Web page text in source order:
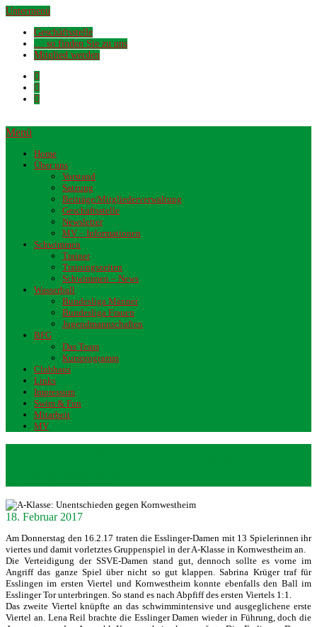
Untermenü
Geschäftsstelle
… so finden Sie zu uns
Mitglied werden
Menü
Home
Über uns
Vorstand
Satzung
Beiträge/Mitgliederverwaltung
Geschäftsstelle
Newsletter
MV – Informationen
Schwimmen
Trainer
Trainingszeiten
Schwimmen – News
Wasserball
Bundesliga Männer
Bundesliga Frauen
Jugendmannschaften
BFG
Das Team
Kursprogramm
Clubhaus
Links
Impressum
Swim & Fun
Mitarbeit
MV
18. Februar 2017
Am Donnerstag den 16.2.17 traten die Esslinger-Damen mit 13 Spielerinnen ihr
viertes und damit vorletztes Gruppenspiel in der A-Klasse in Kornwestheim an.
Die Verteidigung der SSVE-Damen stand gut, dennoch sollte es vorne im
Angriff das ganze Spiel über nicht so gut klappen. Sabrina Krüger traf für
Esslingen im ersten Viertel und Kornwestheim konnte ebenfalls den Ball im
Esslinger Tor unterbringen. So stand es nach Abpfiff des ersten Viertels 1:1.
Das zweite Viertel knüpfte an das schwimmintensive und ausgeglichene erste
Viertel an. Lena Reil brachte die Esslinger Damen wieder in Führung, doch die